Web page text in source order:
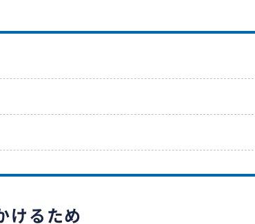
けるため